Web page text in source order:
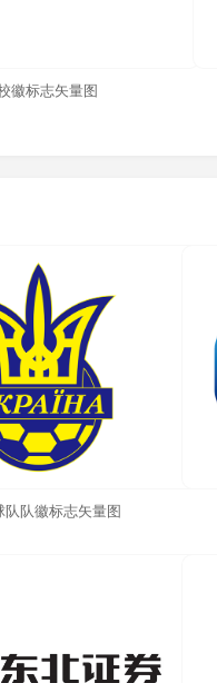
徽标志矢量图
队队徽标志矢量图